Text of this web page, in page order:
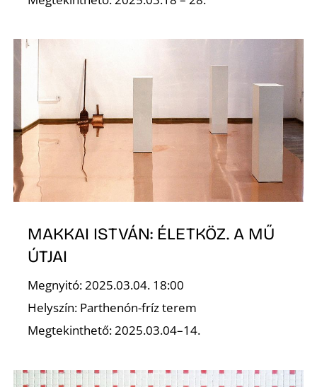
MAKKAI ISTVÁN: ÉLETKÖZ. A MŰ
ÚTJAI
Megnyitó: 2025.03.04. 18:00
Helyszín: Parthenón-fríz terem
Megtekinthető: 2025.03.04–14.